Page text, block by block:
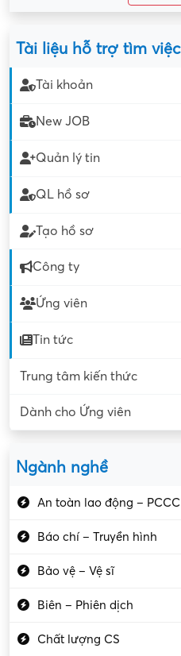
Tài liệu hỗ trợ tìm việc
Tài khoản
New JOB
Quản lý tin
QL hồ sơ
Tạo hồ sơ
Công ty
Ứng viên
Tin tức
Trung tâm kiến thức
Dành cho Ứng viên
Ngành nghề
An toàn lao động – PCCC
Báo chí – Truyền hình
Bảo vệ – Vệ sĩ
Biên – Phiên dịch
Chất lượng CS